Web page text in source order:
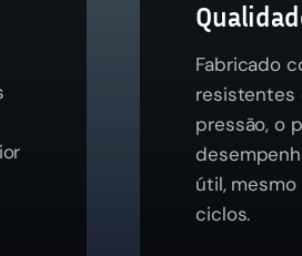
Fabricado
resistentes
pressão, o
útil,
ciclos.